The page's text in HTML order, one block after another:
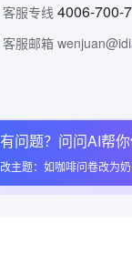
有问题？问问AI帮
改主题：如咖啡问卷改为
客服专线 4006-700-
客服邮箱
问卷网公众号